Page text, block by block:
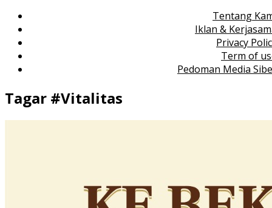
Tentang
Iklan &
Privacy
Term of
Pedoman Media
Tagar #Vitalitas